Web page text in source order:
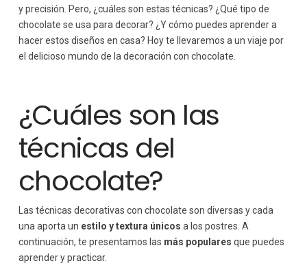
y precisión. Pero, ¿cuáles son estas técnicas? ¿Qué tipo de
chocolate se usa para decorar? ¿Y cómo puedes aprender a
hacer estos diseños en casa? Hoy te llevaremos a un viaje por
el delicioso mundo de la decoración con chocolate.
¿Cuáles son las
técnicas del
chocolate?
Las técnicas decorativas con chocolate son diversas y cada
una aporta un estilo y textura únicos a los postres. A
continuación, te presentamos las más populares que puedes
aprender y practicar.